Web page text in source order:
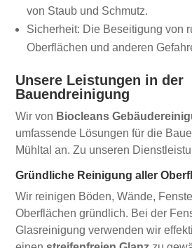
von Staub und Schmutz.
Sicherheit: Die Beseitigung von
Oberflächen und anderen
Unsere Leistungen in der
Bauendreinigung
Wir von Biocleans
umfassende Lösungen für die
Mühltal an. Zu unseren
Gründliche Reinigung aller
Wir reinigen Böden, Wände,
Oberflächen gründlich. Bei der
Glasreinigung verwenden wir